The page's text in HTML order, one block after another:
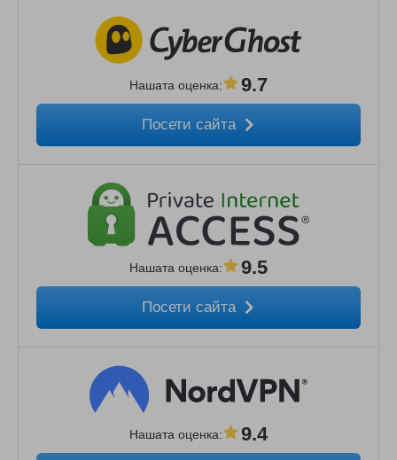
Нашата оценка: 9.7
Посети сайта
Нашата оценка: 9.5
Посети сайта
Нашата оценка: 9.4